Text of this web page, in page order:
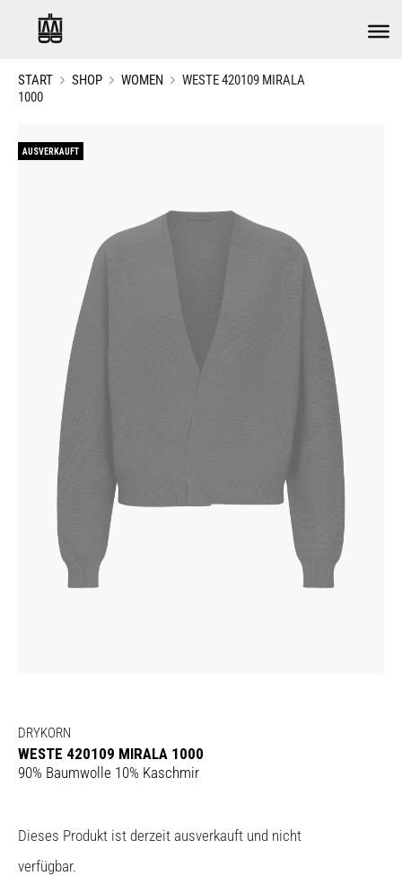
START SHOP WOMEN
WESTE 420109 MIRALA
1000
AUSVERKAUFT
DRYKORN
WESTE 420109 MIRALA 1000
90% Baumwolle 10% Kaschmir
Dieses Produkt ist derzeit ausverkauft und nicht
verfügbar.